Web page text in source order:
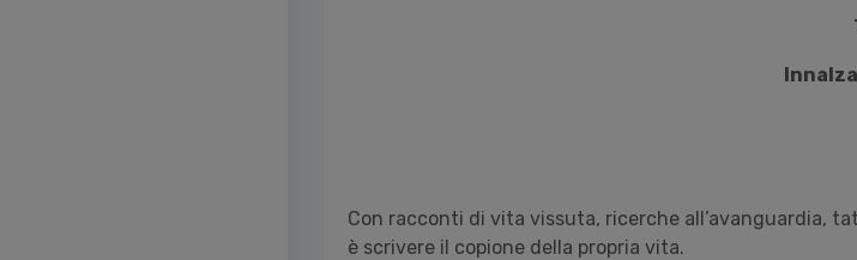
Con racconti di vita vissuta, ricerche all’avanguardia,
è scrivere il copione della propria vita.